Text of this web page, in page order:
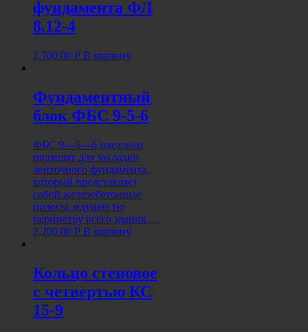
фундамента ФЛ
8.12-4
2,700.00 Р В корзину
Фундаментный
блок ФБС 9-5-6
ФБС 9—5—6 идеально
подходят для закладки
ленточного фундамента,
который представляет
собой железобетонные
полосы, идущие по
периметру всего здания.…
2,200.00 Р В корзину
Кольцо стеновое
с четвертью КС
15-9